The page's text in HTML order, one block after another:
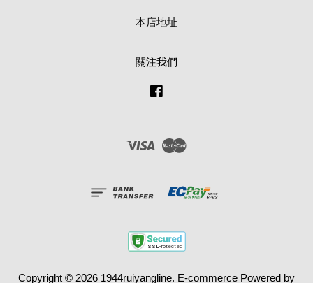
本店地址
關注我們
Visa
Copyright © 2026 1944ruiyangline. E-commerce Powered by